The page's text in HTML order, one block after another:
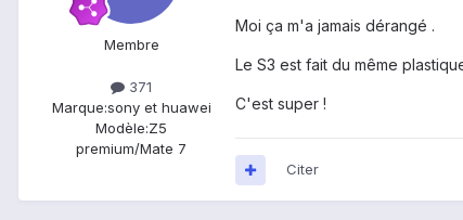
Membre
371
Marque:sony et huawei
Modèle:Z5
premium/Mate 7
Moi ça m'a jamais dérangé .
Le S3 est fait du même
C'est super !
Citer